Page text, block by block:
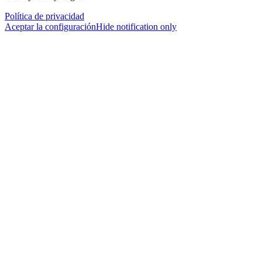
Política de privacidad
Aceptar la configuraciónHide notification only